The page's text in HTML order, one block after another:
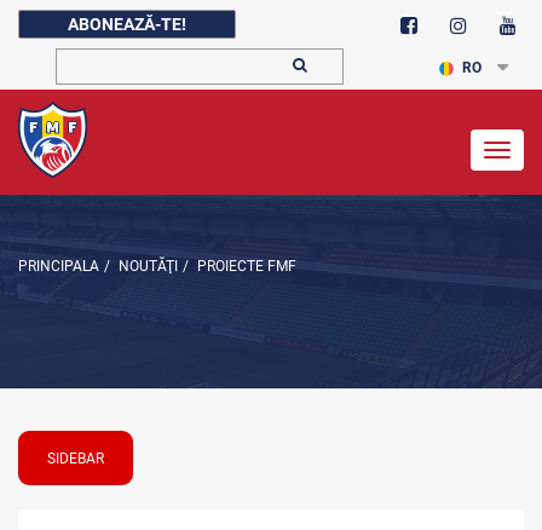
ABONEAZĂ-TE!
RO
PRINCIPALA / NOUTĂŢI / PROIECTE FMF
SIDEBAR